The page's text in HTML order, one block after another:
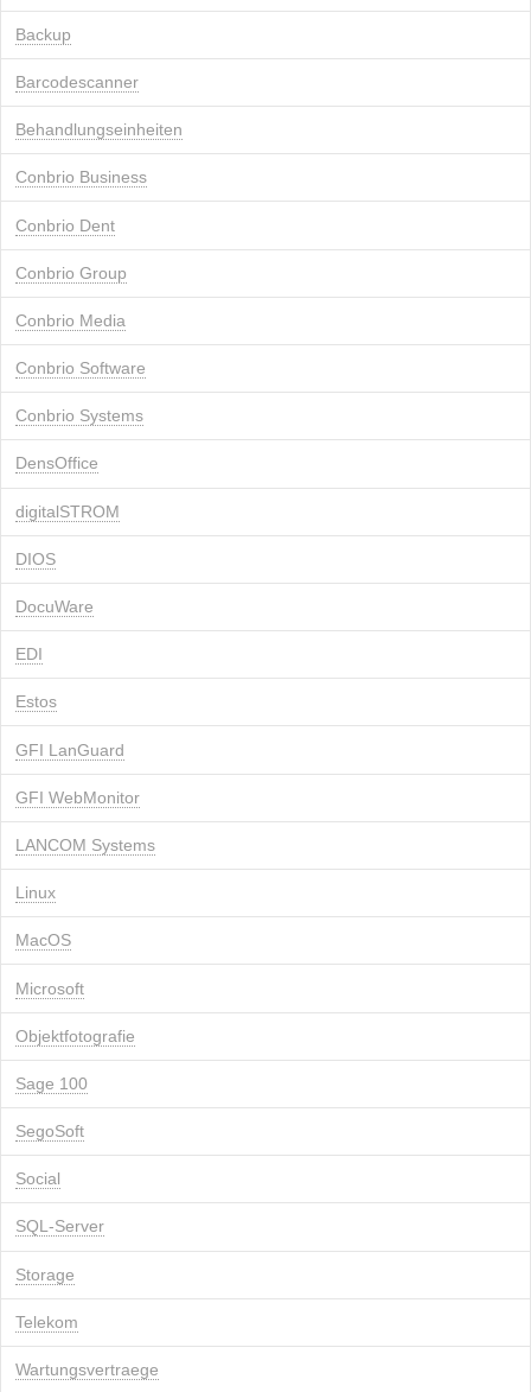
Backup
Barcodescanner
Behandlungseinheiten
Conbrio Business
Conbrio Dent
Conbrio Group
Conbrio Media
Conbrio Software
Conbrio Systems
DensOffice
digitalSTROM
DIOS
DocuWare
EDI
Estos
GFI LanGuard
GFI WebMonitor
LANCOM Systems
Linux
MacOS
Microsoft
Objektfotografie
Sage 100
SegoSoft
Social
SQL-Server
Storage
Telekom
Wartungsvertraege